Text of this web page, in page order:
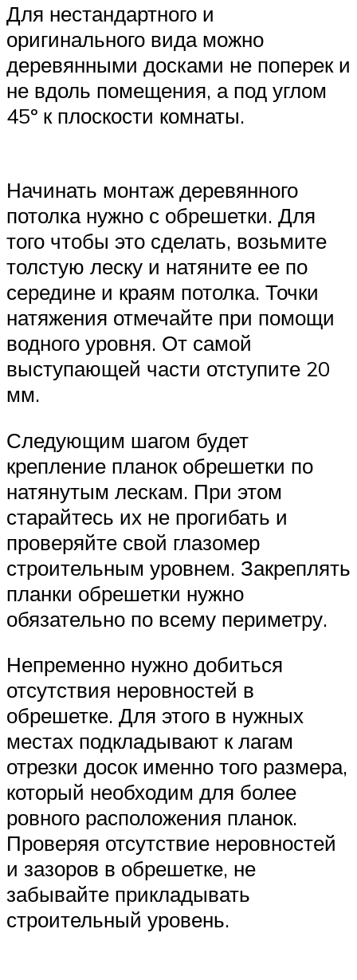
Для нестандартного и
оригинального вида можно
деревянными досками не поперек и
не вдоль помещения, а под углом
45º к плоскости комнаты.
Начинать монтаж деревянного
потолка нужно с обрешетки. Для
того чтобы это сделать, возьмите
толстую леску и натяните ее по
середине и краям потолка. Точки
натяжения отмечайте при помощи
водного уровня. От самой
выступающей части отступите 20
мм.
Следующим шагом будет
крепление планок обрешетки по
натянутым лескам. При этом
старайтесь их не прогибать и
проверяйте свой глазомер
строительным уровнем. Закреплять
планки обрешетки нужно
обязательно по всему периметру.
Непременно нужно добиться
отсутствия неровностей в
обрешетке. Для этого в нужных
местах подкладывают к лагам
отрезки досок именно того размера,
который необходим для более
ровного расположения планок.
Проверяя отсутствие неровностей
и зазоров в обрешетке, не
забывайте прикладывать
строительный уровень.